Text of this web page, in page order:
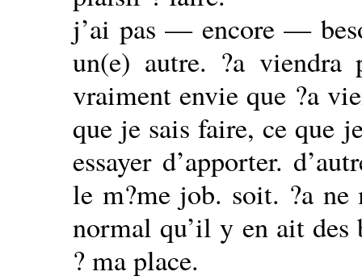
j’ai pas — encore —
un(e) autre. ?a viendra
vraiment envie que ?a
que je sais faire, ce que
essayer d’apporter.
le m?me job. soit. ?a ne
normal qu’il y en ait
? ma place.